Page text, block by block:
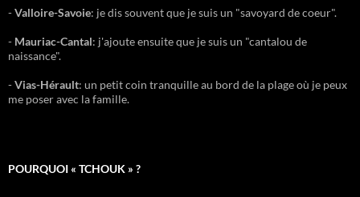
-Valloire-Savoie: je dis souvent que je suis un "savoyard de coeur".
- Mauriac-Cantal: j'ajoute ensuite que je suis un "cantalou de
naissance".
-Vias-Hérault: un petit coin tranquille au bord de la plage où je peux
me poser avec la famille.
POURQUOI « TCHOUK » ?